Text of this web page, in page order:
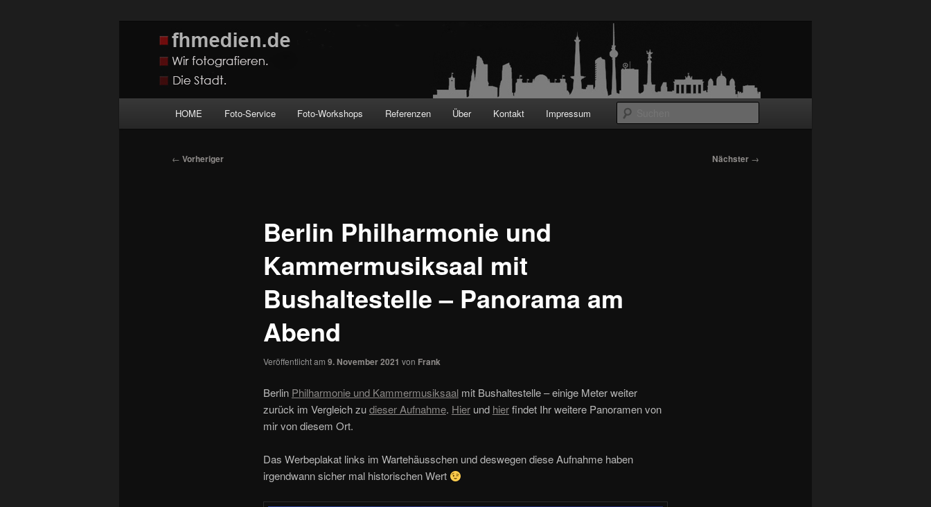
fhmedien.de
Wir fotografieren die Hauptstadt!
HOME Foto-Service Foto-Workshops Referenzen Über Kontakt Impressum
Beitragsnavigation
← Vorheriger Nächster →
Berlin Philharmonie und
Kammermusiksaal mit
Bushaltestelle – Panorama am
Abend
Veröffentlicht am 9. November 2021 von Frank
Berlin Philharmonie und Kammermusiksaalmit Bushaltestelle – einige Meter weiter
zurück im Vergleich zudieser Aufnahme. Hierund hierfindet Ihr weitere Panoramen von
mir von diesem Ort.
Das Werbeplakat links im Wartehäusschen und deswegen diese Aufnahme haben
irgendwann sicher mal historischen Wert